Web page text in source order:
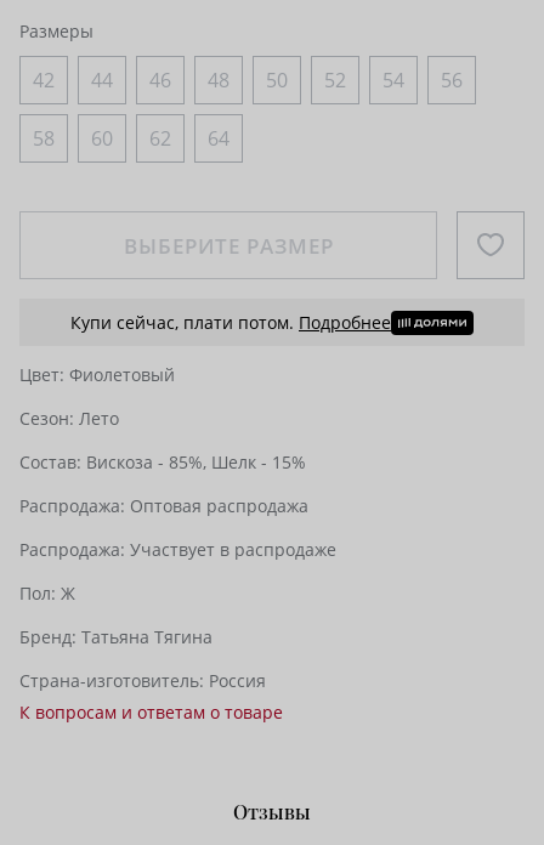
Размеры
42 44 46 48 50 52 54 56
58 60 62 64
ВЫБЕРИТЕ РАЗМЕР
Купи сейчас, плати потом. Подробнее
Цвет: Фиолетовый
Сезон: Лето
Состав: Вискоза - 85%, Шелк - 15%
Распродажа: Оптовая распродажа
Распродажа: Участвует в распродаже
Пол: Ж
Бренд: Татьяна Тягина
Страна-изготовитель: Россия
К вопросам и ответам о товаре
Отзывы